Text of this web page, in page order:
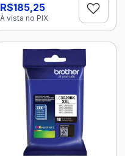
R$185,25
À vista no PIX